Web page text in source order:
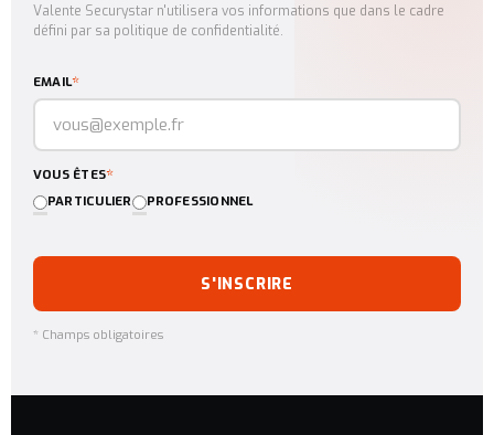
Valente Securystar n'utilisera vos informations que dans le cadre
défini par sa politique de confidentialité.
EMAIL*
VOUS ÊTES*
PARTICULIER PROFESSIONNEL
S'INSCRIRE
* Champs obligatoires